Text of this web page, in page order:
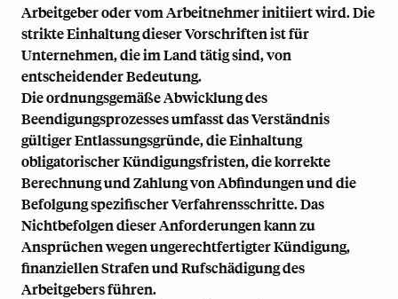
Arbeitgeber oder vom Arbeitnehmer initiiert wird. Die
strikte Einhaltung dieser Vorschriften ist für
Unternehmen, die im Land tätig sind, von
entscheidender Bedeutung.
Die ordnungsgemäße Abwicklung des
Beendigungsprozesses umfasst das Verständnis
gültiger Entlassungsgründe, die Einhaltung
obligatorischer Kündigungsfristen, die korrekte
Berechnung und Zahlung von Abfindungen und die
Befolgung spezifischer Verfahrensschritte. Das
Nichtbefolgen dieser Anforderungen kann zu
Ansprüchen wegen ungerechtfertigter Kündigung,
finanziellen Strafen und Rufschädigung des
Arbeitgebers führen.